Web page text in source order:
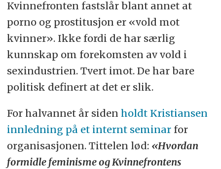
Kvinnefronten fastslår blant annet at
porno og prostitusjon er «vold mot
kvinner». Ikke fordi de har særlig
kunnskap om forekomsten av vold i
sexindustrien. Tvert imot. De har bare
politisk definert at det er slik.
For halvannet år siden holdt Kristiansen
innledning på et internt seminarfor
organisasjonen. Tittelen lød: «Hvordan
formidle feminisme og Kvinnefrontens